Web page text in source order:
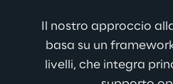
Il nostro approccio
basa su un
livelli, che integra